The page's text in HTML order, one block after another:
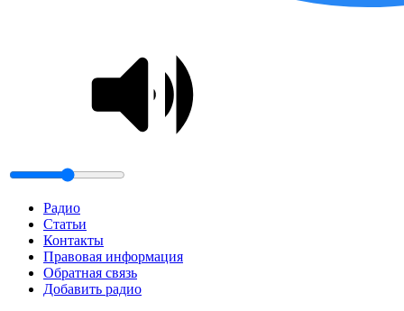
Радио
Статьи
Контакты
Правовая информация
Обратная связь
Добавить радио